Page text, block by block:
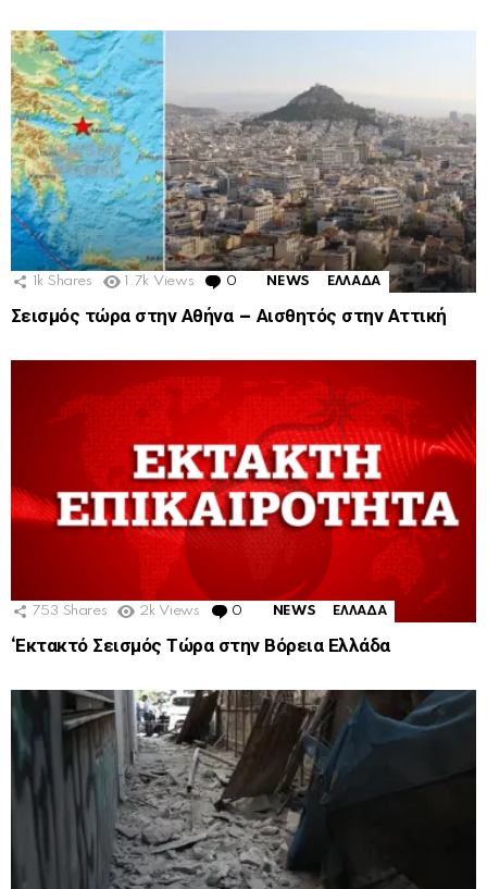
1k Shares 1.7k Views 0 Comments
NEWS ΕΛΛΑΔΑ
Σεισμός τώρα στην Αθήνα – Αισθητός στην Αττική
753 Shares 2k Views 0 Comments
NEWS ΕΛΛΑΔΑ
‘Εκτακτό Σεισμός Τώρα στην Βόρεια Ελλάδα